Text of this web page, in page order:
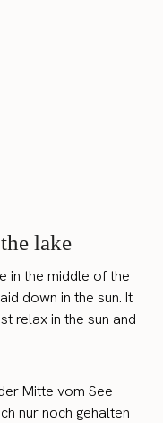
lake
in the middle of the
down in the sun. It
relax in the sun and
Mitte vom See
nur noch gehalten